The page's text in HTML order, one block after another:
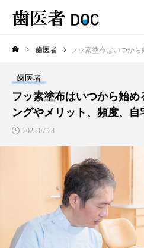
TOP
新着記事
歯医者
セラミックの歯の磨き方は普
歯医者 フッ素塗布はいつから始めるべき？適
歯医者
フッ素塗布はいつから始め
ングやメリット、頻度、
2025.07.23